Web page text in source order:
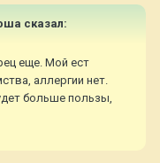
сказал:
еще. Мой ест
аллергии нет.
больше пользы,